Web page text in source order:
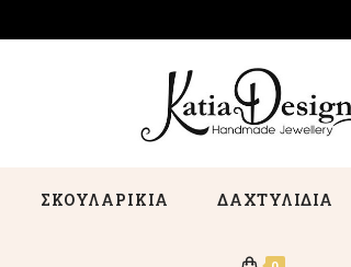
ΣΚΟΥΛΑΡΙΚΙΑ ΔΑΧΤΥΛΙΔΙΑ